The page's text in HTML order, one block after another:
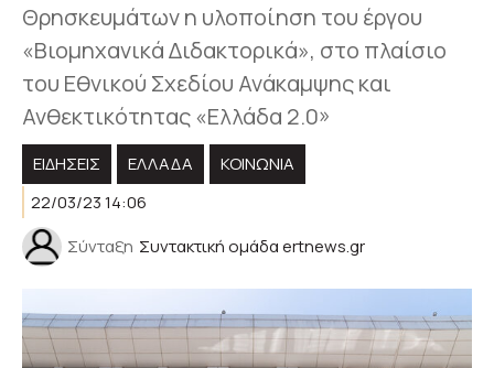
Θρησκευμάτων η υλοποίηση του έργου
«Βιομηχανικά Διδακτορικά», στο πλαίσιο
του Εθνικού Σχεδίου Ανάκαμψης και
Ανθεκτικότητας «Ελλάδα 2.0»
ΕΙΔΗΣΕΙΣ ΕΛΛΑΔΑ
ΚΟΙΝΩΝΊΑ
22/03/23 14:06
Σύνταξη Συντακτική ομάδα ertnews.gr